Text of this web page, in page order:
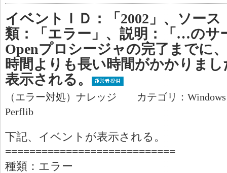
イベントＩＤ：「2002」、ソー
類：「エラー」、説明：「…のサ
Openプロシージャの完了までに
時間よりも長い時間がかかりま
表示される。
（エラー対処）ナレッジ カテゴリ：
Perflib
下記、イベントが表示される。
============================
種類：エラー